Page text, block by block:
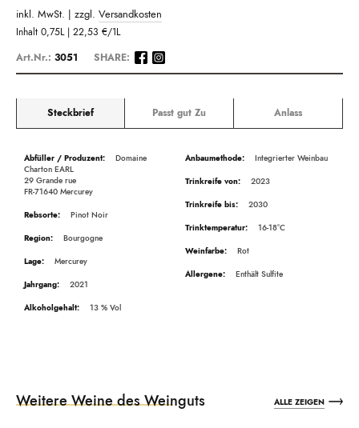
inkl. MwSt. | zzgl. Versandkosten
Inhalt 0,75L | 22,53 €/1L
Art.Nr.: 3051 SHARE:
Steckbrief Passt gut Zu Anlass
Beschreibung
Charton EARL
29 Grande rue
FR-71640 Mercurey
Pinot Noir
Bourgogne
Mercurey
2021
13
Integrierter Weinbau
2023
2030
16-18°C
Rot
Enthält Sulfite
Weitere Weine des Weinguts ALLE ZEIGEN